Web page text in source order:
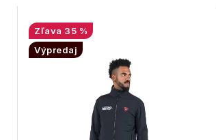
35 %
Výpredaj